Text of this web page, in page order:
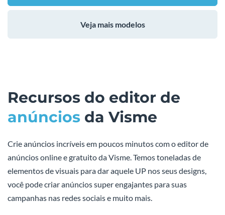
Veja mais modelos
Recursos do editor de
anúncios da Visme
Crie anúncios incríveis em poucos minutos com o editor de
anúncios online e gratuito da Visme. Temos toneladas de
elementos de visuais para dar aquele UP nos seus designs,
você pode criar anúncios super engajantes para suas
campanhas nas redes sociais e muito mais.